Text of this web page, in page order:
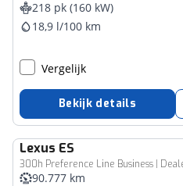
218 pk (160 kW)
18,9 l/100 km
Vergelijk
Bekijk details
Lexus ES
90.777 km